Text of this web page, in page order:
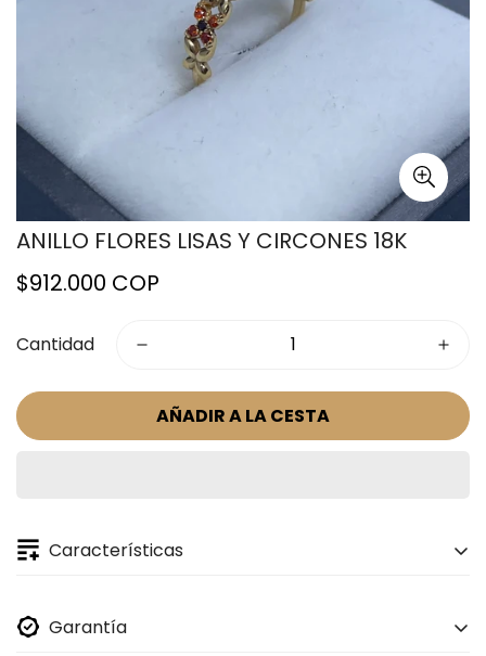
ANILLO FLORES LISAS Y CIRCONES 18K
Precio
$912.000 COP
Cantidad
AÑADIR A LA CESTA
Características
Garantía